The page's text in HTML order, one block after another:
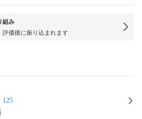
組み
評価後に振り込まれます
125